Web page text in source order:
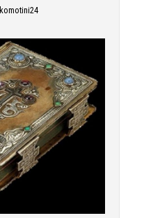
komotini24